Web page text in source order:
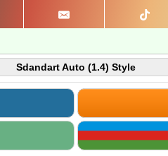
Sdandart Auto (1.4) Style